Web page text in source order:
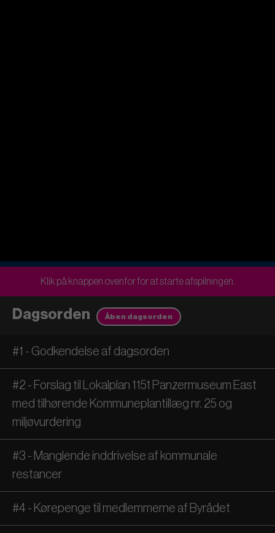
Klik på knappen ovenfor for at starte afspilningen.
Dagsorden Åben dagsorden
#1 - Godkendelse af dagsorden
#2 - Forslag til Lokalplan 1151 Panzermuseum East
med tilhørende Kommuneplantillæg nr. 25 og
miljøvurdering
#3 - Manglende inddrivelse af kommunale
restancer
#4 - Kørepenge til medlemmerne af Byrådet